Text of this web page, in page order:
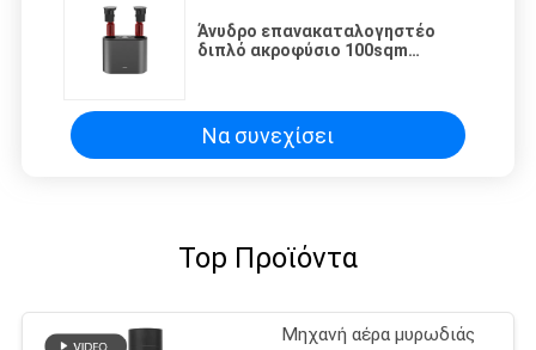
Άνυδρο επανακαταλογηστέο
διπλό ακροφύσιο 100sqm
Να συνεχίσει
Top Προϊόντα
Μηχανή αέρα μυρωδιάς